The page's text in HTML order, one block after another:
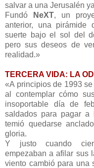
salvar a una Jerusalén
Fundó
NeXT, un
anterior, una pirámide
suerte bajo el sol del
pero sus deseos de
realidad.»
TERCERA VIDA: LA
«A principios de 1993
al contemplar cómo
insoportable día de
saldados para pagar a
temió quedarse
gloria.
Y justo cuando
empezaban a afilar sus
viento cambió para una